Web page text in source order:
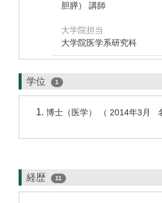
胆膵） 講師
大学院担当
大学院医学系研究科
学位 1
博士（医学） （ 2014年3月
経歴 11